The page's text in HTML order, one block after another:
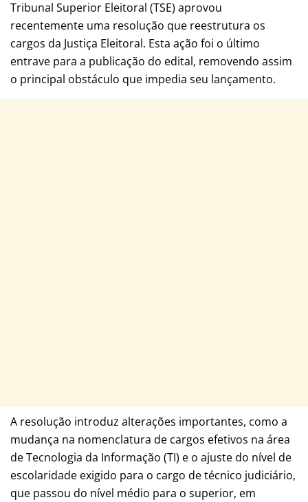
Tribunal Superior Eleitoral (TSE) aprovou
recentemente uma resolução que reestrutura os
cargos da Justiça Eleitoral. Esta ação foi o último
entrave para a publicação do edital, removendo assim
o principal obstáculo que impedia seu lançamento.
A resolução introduz alterações importantes, como a
mudança na nomenclatura de cargos efetivos na área
de Tecnologia da Informação (TI) e o ajuste do nível de
escolaridade exigido para o cargo de técnico judiciário,
que passou do nível médio para o superior, em